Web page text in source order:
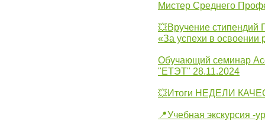
Мистер Среднего
💥Вручение стипендий
«За успехи в освоении
Обучающий семинар
"ЕТЭТ" 28.11.2024
💥Итоги НЕДЕЛИ
📍Учебная экскурсия -